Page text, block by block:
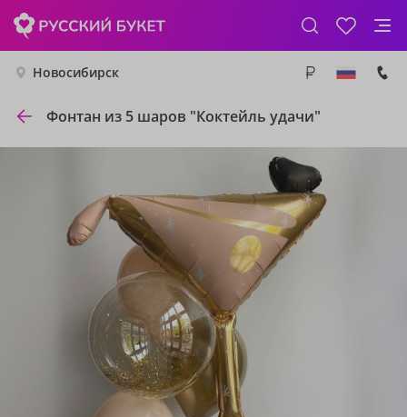
Новосибирск
Фонтан из 5 шаров "Коктейль удачи"